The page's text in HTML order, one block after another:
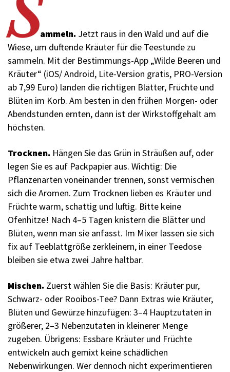
ammeln. Jetzt raus in den Wald und auf die
Wiese, um duftende Kräuter für die Teestunde zu
sammeln. Mit der Bestimmungs-App „Wilde Beeren und
Kräuter“ (iOS/ Android, Lite-Version gratis, PRO-Version
ab 7,99 Euro) landen die richtigen Blätter, Früchte und
Blüten im Korb. Am besten in den frühen Morgen- oder
Abendstunden ernten, dann ist der Wirkstoffgehalt am
höchsten.
Trocknen. Hängen Sie das Grün in Sträußen auf, oder
legen Sie es auf Packpapier aus. Wichtig: Die
Pflanzenarten voneinander trennen, sonst vermischen
sich die Aromen. Zum Trocknen lieben es Kräuter und
Früchte warm, schattig und luftig. Bitte keine
Ofenhitze! Nach 4–5 Tagen knistern die Blätter und
Blüten, wenn man sie anfasst. Im Mixer lassen sie sich
fix auf Teeblattgröße zerkleinern, in einer Teedose
bleiben sie etwa zwei Jahre haltbar.
Mischen. Zuerst wählen Sie die Basis: Kräuter pur,
Schwarz- oder Rooibos-Tee? Dann Extras wie Kräuter,
Blüten und Gewürze hinzufügen: 3–4 Hauptzutaten in
größerer, 2–3 Nebenzutaten in kleinerer Menge
zugeben. Übrigens: Essbare Kräuter und Früchte
entwickeln auch gemixt keine schädlichen
Nebenwirkungen. Wer dennoch nicht experimentieren